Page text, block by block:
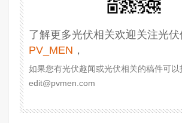
了解更多光伏相关欢迎关注光
PV_MEN ，
如果您有光伏趣闻或光伏相关的稿件可以
edit@pvmen.com